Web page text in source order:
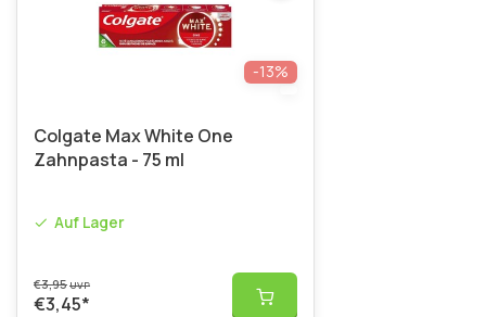
-13%
Colgate Max White One
Zahnpasta - 75 ml
Auf Lager
€3,95UVP
€3,45*